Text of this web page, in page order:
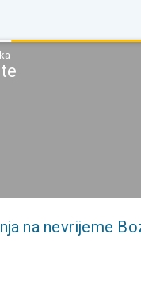
na nevrijeme